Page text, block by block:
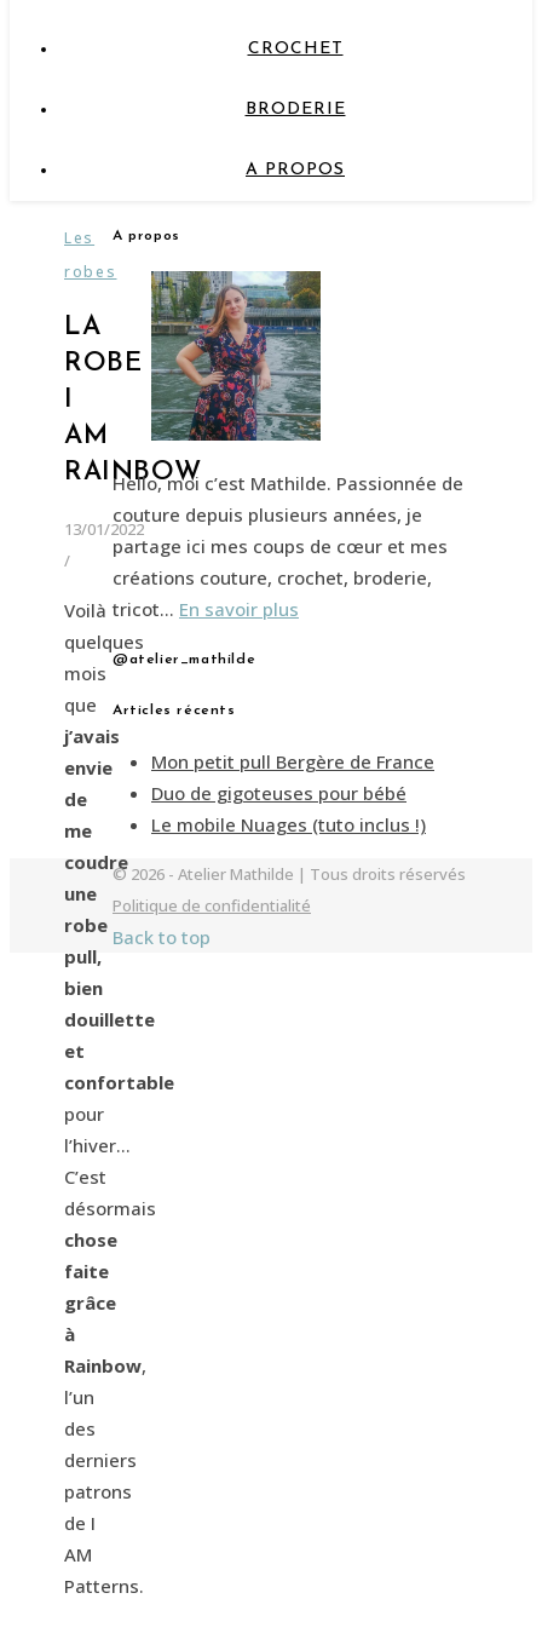
CROCHET
BRODERIE
A PROPOS
Les
robes
LA
ROBE
I
AM
RAINBOW
13/01/2022
/
Voilà
quelques
mois
que
j’avais
envie
de
me
coudre
une
robe
pull,
bien
douillette
et
confortable
pour
l’hiver…
C’est
désormais
chose
faite
grâce
à
Rainbow,
l’un
des
derniers
patrons
de I
AM
Patterns.
A propos
Hello, moi c’est Mathilde. Passionnée de
couture depuis plusieurs années, je
partage ici mes coups de cœur et mes
créations couture, crochet, broderie,
tricot… En savoir plus
@atelier_mathilde
Articles récents
Mon petit pull Bergère de France
Duo de gigoteuses pour bébé
Le mobile Nuages (tuto inclus !)
© 2026 - Atelier Mathilde | Tous droits réservés
Politique de confidentialité
Back to top